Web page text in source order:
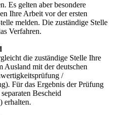
Es gelten aber besondere
Ihre Arbeit vor der ersten
melden. Die zuständige Stelle
Verfahren.
die zuständige Stelle Ihre
Ausland mit der deutschen
/
Für das Ergebnis der Prüfung
Bescheid
erhalten.